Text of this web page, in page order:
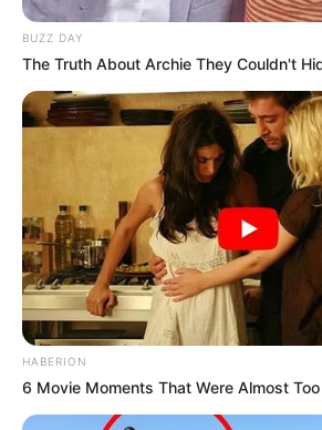
BUZZ DAY
The Truth About Archie They Couldn't
HABERION
6 Movie Moments That Were Almost